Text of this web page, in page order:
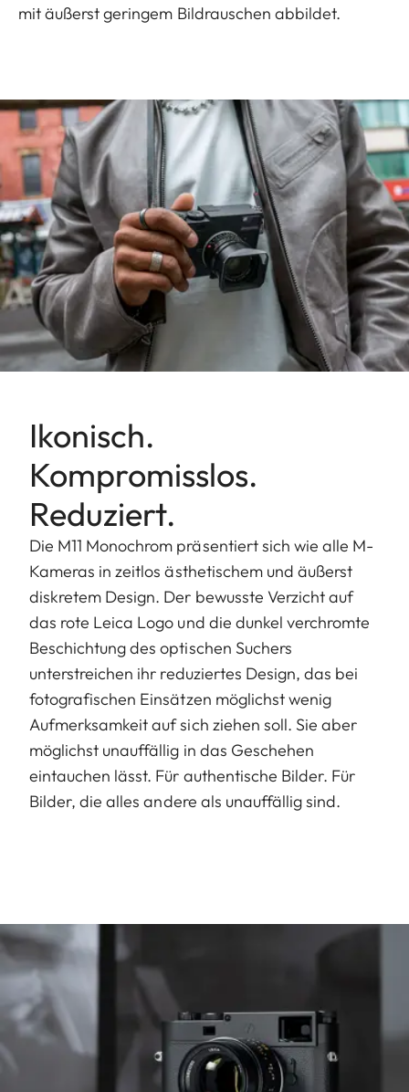
mit äußerst geringem Bildrauschen abbildet.
Ikonisch.
Kompromisslos.
Reduziert.
Die M11 Monochrom präsentiert sich wie alle M-
Kameras in zeitlos ästhetischem und äußerst
diskretem Design. Der bewusste Verzicht auf
das rote Leica Logo und die dunkel verchromte
Beschichtung des optischen Suchers
unterstreichen ihr reduziertes Design, das bei
fotografischen Einsätzen möglichst wenig
Aufmerksamkeit auf sich ziehen soll. Sie aber
möglichst unauffällig in das Geschehen
eintauchen lässt. Für authentische Bilder. Für
Bilder, die alles andere als unauffällig sind.